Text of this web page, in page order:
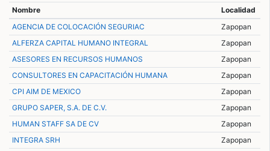
Nombre
Localidad
AGENCIA DE COLOCACIÓN SEGURIAC
Zapopan
ALFERZA CAPITAL HUMANO INTEGRAL
Zapopan
ASESORES EN RECURSOS HUMANOS
Zapopan
CONSULTORES EN CAPACITACIÓN HUMANA
Zapopan
CPI AIM DE MEXICO
Zapopan
GRUPO SAPER, S.A. DE C.V.
Zapopan
HUMAN STAFF SA DE CV
Zapopan
INTEGRA SRH
Zapopan